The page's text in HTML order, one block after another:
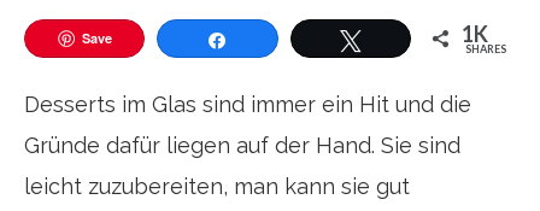
Save 1K
SHARES
Desserts im Glas sind immer ein Hit und die
Gründe dafür liegen auf der Hand. Sie sind
leicht zuzubereiten, man kann sie gut